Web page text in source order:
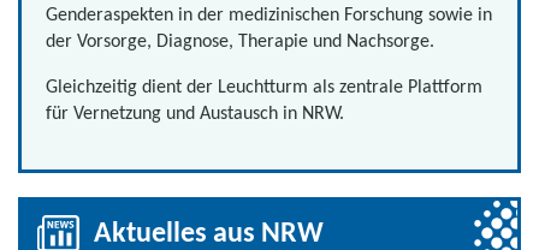
Genderaspekten in der medizinischen Forschung sowie in
der Vorsorge, Diagnose, Therapie und Nachsorge.
Gleichzeitig dient der Leuchtturm als zentrale Plattform
für Vernetzung und Austausch in NRW.
Aktuelles aus NRW